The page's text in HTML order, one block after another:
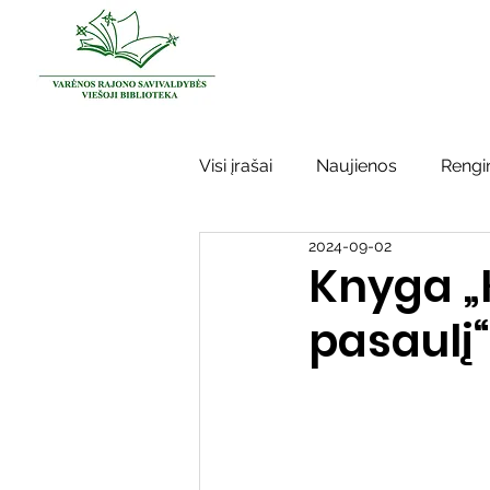
Visi įrašai Naujienos
Kraštotyros darbai
Sidabrinės bitės Garbės
Knyga
pasaulį“
2024-09-02